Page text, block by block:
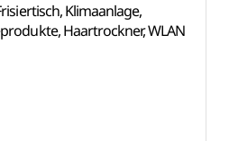
Klimaanlage,
Haartrockner, WLAN